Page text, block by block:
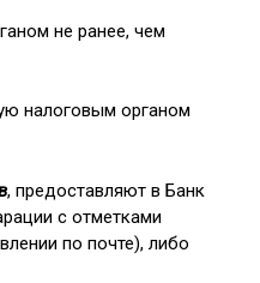
не ранее, чем
налоговым органом
, предоставляют в Банк
с отметками
по почте), либо